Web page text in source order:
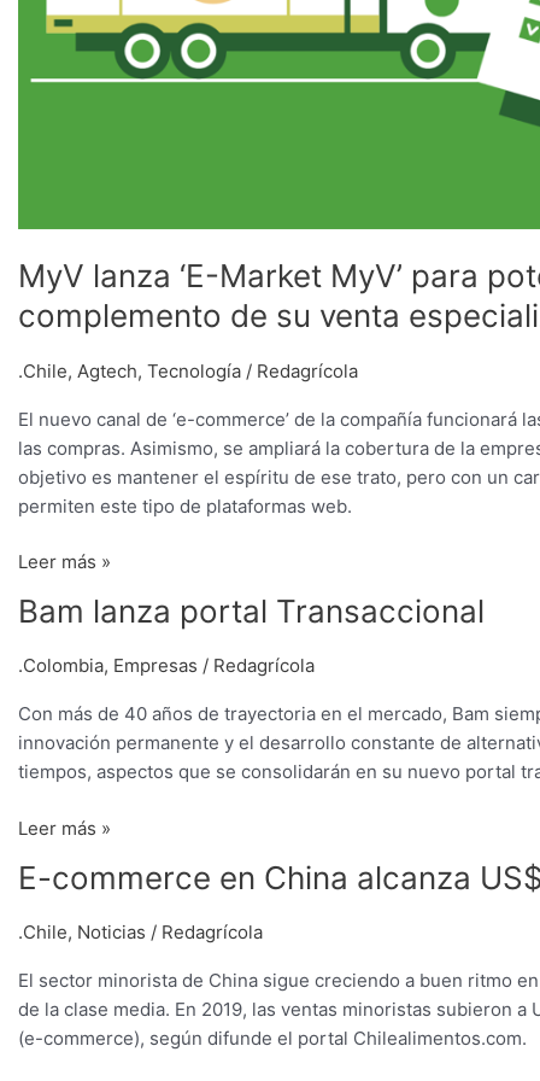
MyV lanza ‘E-Market MyV’ para
complemento de su venta
.Chile, Agtech, Tecnología / Redagrícola
El nuevo canal de ‘e-commerce’ de la compañía
las compras. Asimismo, se ampliará la cobertura de la
objetivo es mantener el espíritu de ese trato, pero con un
permiten este tipo de plataformas web.
Leer más »
Bam lanza portal Transaccional
.Colombia, Empresas / Redagrícola
Con más de 40 años de trayectoria en el mercado, Bam
innovación permanente y el desarrollo constante de
tiempos, aspectos que se consolidarán en su nuevo portal
Bam
portal
Leer más »
E-commerce en China alcanza
.Chile, Noticias / Redagrícola
El sector minorista de China sigue creciendo a buen ritmo
de la clase media. En 2019, las ventas minoristas subieron
(e-commerce), según difunde el portal Chilealimentos.com.
E-
en
alcanza
US$1,5
billones